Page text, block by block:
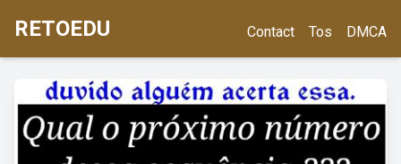
RETOEDU Contact Tos DMCA